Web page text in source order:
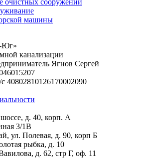
машины
Юг»
канализации
Ягнов Сергей
с 40802810126170002090
д. 40, корп. А
3/1В
ул. Полевая, д. 90, корп Б
рыбка, д. 10
д. 62, стр Г, оф. 11